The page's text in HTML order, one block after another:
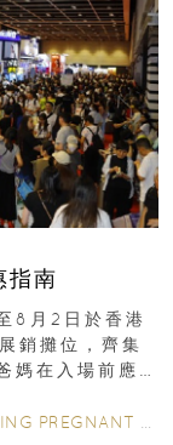
指南
8月2日於香港
銷攤位，齊集
媽在入場前應
PREGNANT